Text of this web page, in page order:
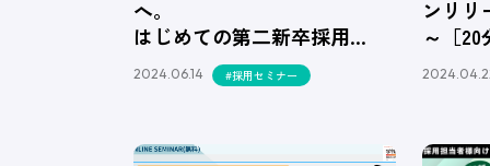
へ。
はじめての第二新卒採用…
2024.06.14 #採用セミナー
ンリリ
～［